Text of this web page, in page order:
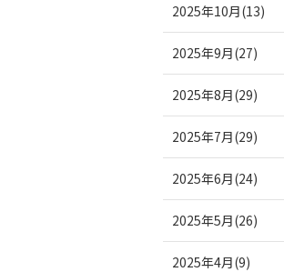
2025年10月(13)
2025年9月(27)
2025年8月(29)
2025年7月(29)
2025年6月(24)
2025年5月(26)
2025年4月(9)